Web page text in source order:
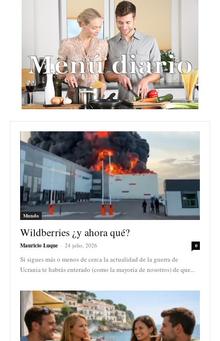
Mundo
Wildberries ¿y ahora qué?
Mauricio Luque - 24 julio, 2026 0
Si sigues más o menos de cerca la actualidad de la guerra de
Ucrania te habrás enterado (como la mayoría de nosotros) de que...